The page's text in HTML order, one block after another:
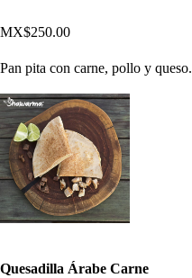
MX$250.00
Pan pita con carne, pollo y queso.
Quesadilla Árabe Carne